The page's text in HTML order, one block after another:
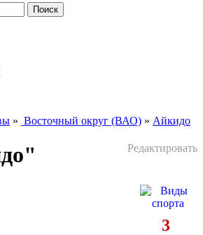
» Восточный округ (ВАО) » Айкидо
Редактировать
3